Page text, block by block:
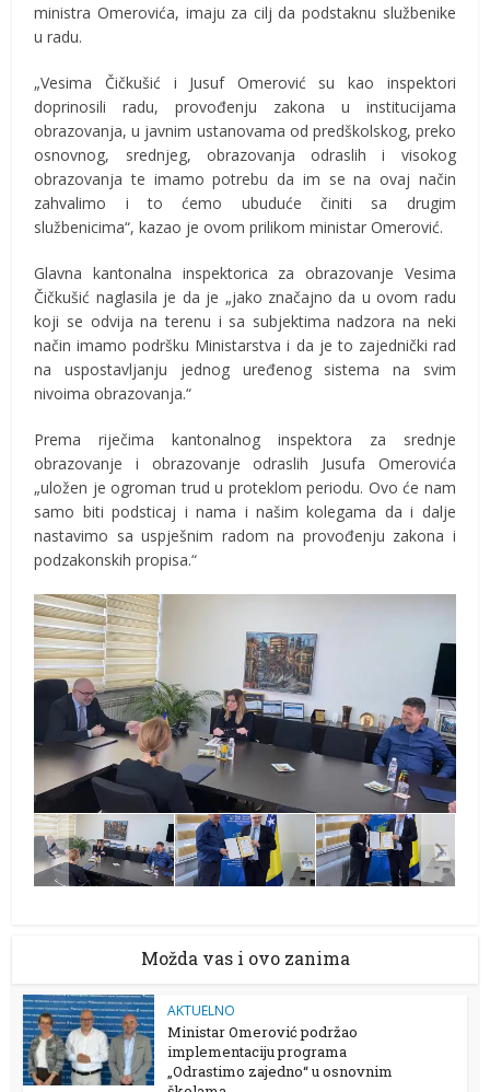
ministra Omerovića, imaju za cilj da podstaknu službenike
u radu.
„Vesima Čičkušić i Jusuf Omerović su kao inspektori
doprinosili radu, provođenju zakona u institucijama
obrazovanja, u javnim ustanovama od predškolskog, preko
osnovnog, srednjeg, obrazovanja odraslih i visokog
obrazovanja te imamo potrebu da im se na ovaj način
zahvalimo i to ćemo ubuduće činiti sa drugim
službenicima“, kazao je ovom prilikom ministar Omerović.
Glavna kantonalna inspektorica za obrazovanje Vesima
Čičkušić naglasila je da je „jako značajno da u ovom radu
koji se odvija na terenu i sa subjektima nadzora na neki
način imamo podršku Ministarstva i da je to zajednički rad
na uspostavljanju jednog uređenog sistema na svim
nivoima obrazovanja.“
Prema riječima kantonalnog inspektora za srednje
obrazovanje i obrazovanje odraslih Jusufa Omerovića
„uložen je ogroman trud u proteklom periodu. Ovo će nam
samo biti podsticaj i nama i našim kolegama da i dalje
nastavimo sa uspješnim radom na provođenju zakona i
podzakonskih propisa.“
Možda vas i ovo zanima
AKTUELNO
Ministar Omerović podržao
implementaciju programa
„Odrastimo zajedno“ u osnovnim